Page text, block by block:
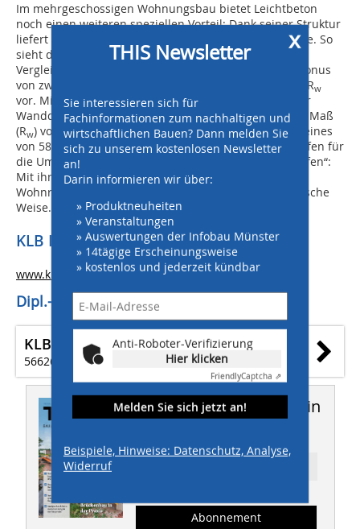
Im mehrgeschossigen Wohnungsbau bietet Leichtbeton
noch einen weiteren speziellen Vorteil: Dank seiner Struktur
liefert der Baustoff in Sachen Schallschutz beste Werte. So
sieht die DIN 4109 beim Einsatz von Leichtbeton im
Vergleich zu anderen Mauer-werksgattungen einen Bonus
von zwei Dezibel für das bewertete Schalldämm-Maß Rw
vor. Mit KLBQuadro-Planelementen lässt sich bei einer
Wanddicke von 20 Zentimetern ein Direktschalldämm-Maß
(Rw) von 60,2 Dezibel erreichen, bei 17,5 Zentimetern eines
von 58,5 Dezibel. So ist der Wandbaustoff wie geschaffen für
die Umsetzung von Großprojekten wie den „Weiler Höfen“:
Mit ihm lässt sich schnell qualitativ hochwertiger
Wohnraum schaffen – auf wirtschaftliche und ökologische
Weise.
KLB Klimaleichtblock GmbH
www.klb-klimaleichtblock.de
Dipl.-Ing. Andreas Krechting
KLB-Klimaleichtblock GmbH
56626 Andernach
Dieser Artikel erschien in
Abonnement
x
THIS Newsletter
Sie interessieren sich für
Fachinformationen zum nachhaltigen und
wirtschaftlichen Bauen? Dann melden Sie
sich zu unserem kostenlosen Newsletter
an!
Darin informieren wir über:
» Produktneuheiten
» Veranstaltungen
» Auswertungen der Infobau Münster
» 14tägige Erscheinungsweise
» kostenlos und jederzeit kündbar
Anti-Roboter-Verifizierung
Hier klicken
FriendlyCaptcha ⇗
Melden Sie sich jetzt an!
Beispiele, Hinweise: Datenschutz, Analyse,
Widerruf